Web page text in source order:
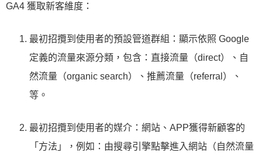
GA4 獲取新客維度：
最初招攬到使用者的預設管道群組：顯示依照 Google
定義的流量來源分類，包含：直接流量（direct）、自
然流量（organic search）、推薦流量（referral）、
等。
最初招攬到使用者的媒介：網站、APP獲得新顧客的
「方法」，例如：由搜尋引擎點擊進入網站（自然流量